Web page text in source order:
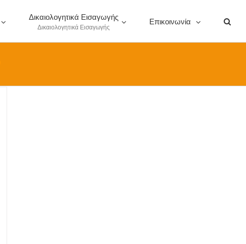
Δικαιολογητικά Εισαγωγής
Δικαιολογητικά Εισαγωγής
Επικοινωνία